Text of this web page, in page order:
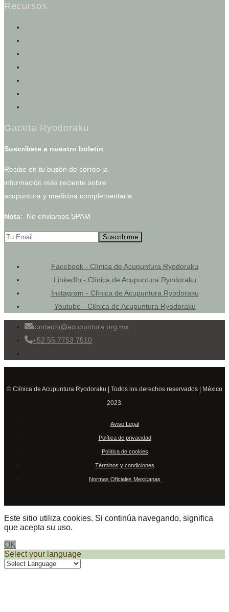
Recursos
Gaceta Ryodoraku
Suscríbete a nuestro boletín
Recibe en tu buzón de correo la
información más reciente sobre
acupuntura y medicina complementaria.
Nota: No enviamos SPAM
Facebook - Clínica de Acupuntura Ryodoraku
LinkedIn - Clínica de Acupuntura Ryodoraku
Instagram - Clínica de Acupuntura Ryodoraku
Youtube - Clínica de Acupuntura Ryodoraku
contacto@acupuntura.org.mx
+52 55 7753 7510
© Clínica de Acupuntura Ryodoraku | Todos los derechos reservados | México
2023.
Aviso Legal
Política de privacidad
Política de cookies
Términos y condiciones
Normas Oficiales Mexicanas
Este sitio utiliza cookies. Si continúa navegando, significa
que acepta su uso.
OK
Select your language